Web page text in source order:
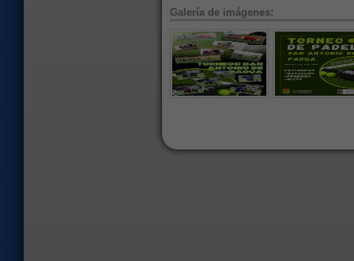
Galería de imágenes: